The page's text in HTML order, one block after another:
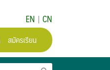
EN | CN
สมัครเรียน